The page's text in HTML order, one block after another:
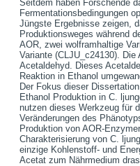
Seitdem haben Forschende
Fermentationsbedingungen
Jüngste Ergebnisse zeigen,
Produktionsweges während
AOR, zwei wolframhaltige
Variante (CLJU_c24130).
Acetaldehyd. Dieses
Reaktion in Ethanol
Der Fokus dieser
Ethanol Produktion in C.
nutzen dieses Werkzeug für
Veränderungen des
Produktion von AOR-
Charakterisierung von C.
einzige Kohlenstoff- und
Acetat zum Nährmedium